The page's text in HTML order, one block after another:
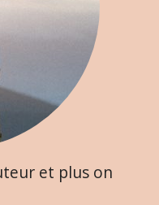
et plus on